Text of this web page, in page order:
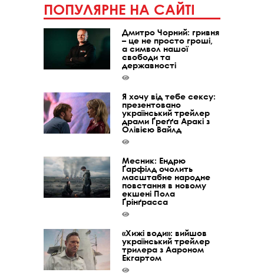
ПОПУЛЯРНЕ НА САЙТІ
Дмитро Чорний: гривня
– це не просто гроші,
а символ нашої
свободи та
державності
Я хочу від тебе сексу:
презентовано
український трейлер
драми Ґреґґа Аракі з
Олівією Вайлд
Месник: Ендрю
Ґарфілд очолить
масштабне народне
повстання в новому
екшені Пола
Ґрінґрасса
«Хижі води»: вийшов
український трейлер
трилера з Аароном
Екгартом